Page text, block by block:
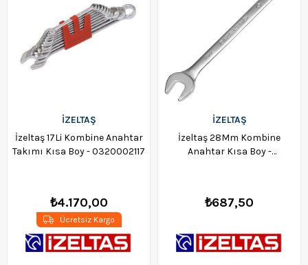
İZELTAŞ
İzeltaş 17Li Kombine Anahtar
Takımı Kısa Boy - 0320002117
₺4.170,00
Ücretsiz Kargo
İZELTAŞ
İzeltaş 28Mm Kombine
Anahtar Kısa Boy -
₺687,50